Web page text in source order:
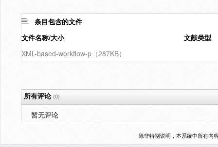
条目包含的文件
文件名称/大小
文献类型
XML-based-workflow-p（287KB）
所有评论(0)
暂无评论
除非特别说明，本系统中所有内